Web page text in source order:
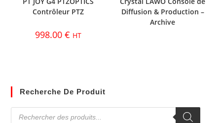
Contrôleur PTZ
998.00€ HT
Diffusion & Production –
Archive
Recherche De Produit